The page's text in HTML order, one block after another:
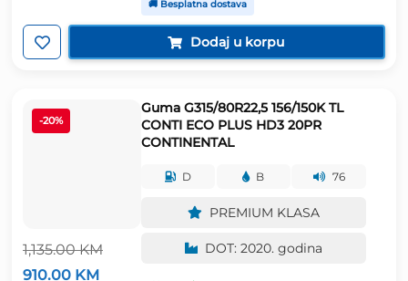
cijena
bila
je:
842.00 KM.
cijena
je:
675.00 KM.
🚚 Besplatna dostava
Dodaj u korpu
-20%
1,135.00KM
Izvorna
910.00 KM
Guma G315/80R22,5 156/150K TL
CONTI ECO PLUS HD3 20PR
CONTINENTAL
D B 76
PREMIUM KLASA
DOT: 2020. godina